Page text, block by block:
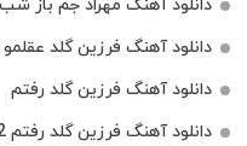
دانلود آهنگ مهراد جم باز
دانلود آهنگ فرزین گلد عقلمو
دانلود آهنگ فرزین گلد رفتم
دانلود آهنگ فرزین گلد رفتم 2